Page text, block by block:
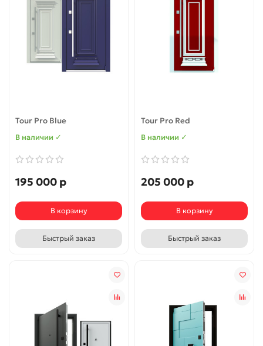
Tour Pro Blue
В наличии ✓
195 000 р
В корзину
Быстрый заказ
Tour Pro Red
В наличии ✓
205 000 р
В корзину
Быстрый заказ